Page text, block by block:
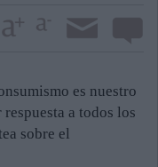
es nuestro
a todos los
sobre el